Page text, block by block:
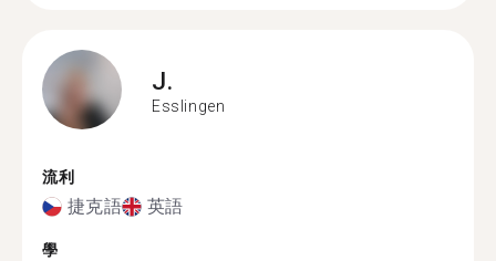
J.
Esslingen
流利
捷克語 英語
學